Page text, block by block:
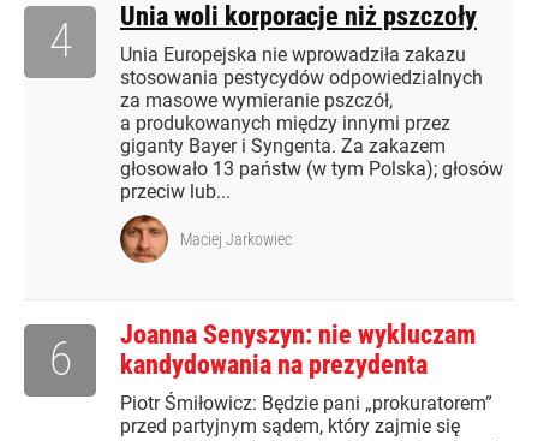
Unia woli korporacje niż pszczoły
Unia Europejska nie wprowadziła zakazu
stosowania pestycydów odpowiedzialnych
za masowe wymieranie pszczół,
a produkowanych między innymi przez
giganty Bayer i Syngenta. Za zakazem
głosowało 13 państw (w tym Polska); głosów
przeciw lub...
4
Maciej Jarkowiec
Joanna Senyszyn: nie wykluczam
kandydowania na prezydenta
Piotr Śmiłowicz: Będzie pani „prokuratorem”
przed partyjnym sądem, który zajmie się
6